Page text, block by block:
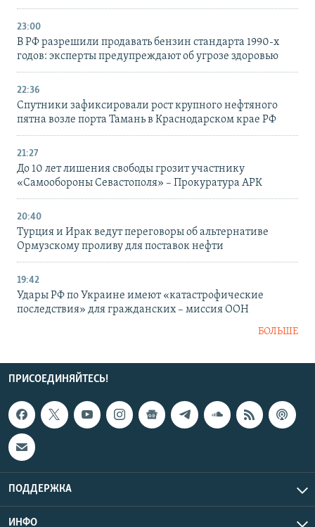
23:00
В РФ разрешили продавать бензин стандарта 1990-х
годов: эксперты предупреждают об угрозе здоровью
22:36
Спутники зафиксировали рост крупного нефтяного
пятна возле порта Тамань в Краснодарском крае РФ
21:27
До 10 лет лишения свободы грозит участнику
«Самообороны Севастополя» – Прокуратура АРК
20:40
Турция и Ирак ведут переговоры об альтернативе
Ормузскому проливу для поставок нефти
19:42
Удары РФ по Украине имеют «катастрофические
последствия» для гражданских – миссия ООН
БОЛЬШЕ
ПРИСОЕДИНЯЙТЕСЬ!
ПОДДЕРЖКА
ИНФО